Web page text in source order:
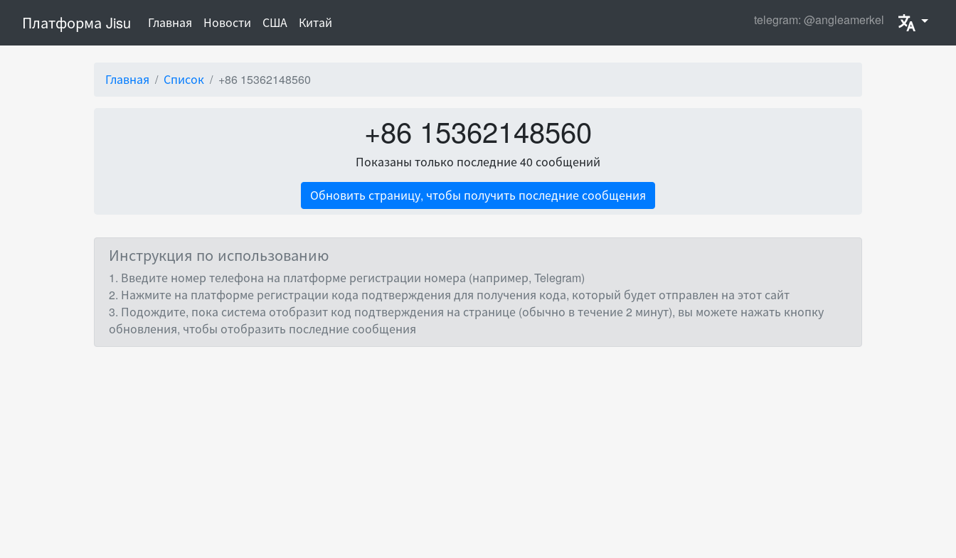
Платформа Jisu Главная (current)
Новости США Китай telegram: @angleamerkel
Главная Список +86 15362148560
+86 15362148560
Показаны только последние 40 сообщений
Обновить страницу, чтобы получить последние сообщения
Инструкция по использованию
1. Введите номер телефона на платформе регистрации номера (например, Telegram)
2. Нажмите на платформе регистрации кода подтверждения для получения кода, который будет отправлен на этот сайт
3. Подождите, пока система отобразит код подтверждения на странице (обычно в течение 2 минут), вы можете нажать кнопку
обновления, чтобы отобразить последние сообщения